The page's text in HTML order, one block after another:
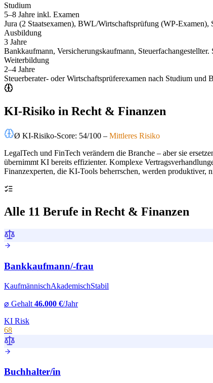
Studium
5–8 Jahre inkl. Examen
Jura (2 Staatsexamen), BWL/Wirtschaftsprüfung (WP-Examen),
Ausbildung
3 Jahre
Bankkaufmann, Versicherungskaufmann,
Weiterbildung
2–4 Jahre
Steuerberater- oder Wirtschaftsprüferexamen nach Studium
KI-Risiko in Recht & Finanzen
Ø KI-Risiko-Score: 54/100 – Mittleres Risiko
LegalTech und FinTech verändern die Branche – aber sie
übernimmt KI bereits effizienter. Komplexe
Finanzexperten, die KI-Tools beherrschen, werden produktiver,
Alle 11 Berufe in Recht & Finanzen
Bankkaufmann/-frau
KaufmännischAkademischStabil
⌀ Gehalt 46.000 €/Jahr
KI Risk
68
Buchhalter/in